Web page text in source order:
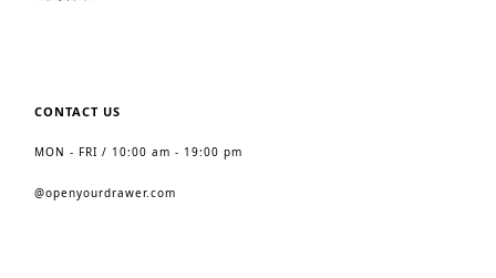
CONTACT US
MON - FRI / 10:00 am - 19:00 pm
@openyourdrawer.com